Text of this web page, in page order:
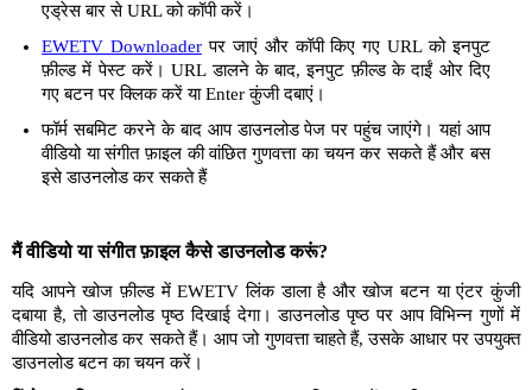
एड्रेस बार से URL को कॉपी करें।
EWETV Downloaderपर जाएं और कॉपी किए गए URL को इनपुट
फ़ील्ड में पेस्ट करें। URL डालने के बाद, इनपुट फ़ील्ड के दाईं ओर दिए
गए बटन पर क्लिक करें या Enter कुंजी दबाएं।
फॉर्म सबमिट करने के बाद आप डाउनलोड पेज पर पहुंच जाएंगे। यहां आप
वीडियो या संगीत फ़ाइल की वांछित गुणवत्ता का चयन कर सकते हैं और बस
इसे डाउनलोड कर सकते हैं
मैं वीडियो या संगीत फ़ाइल कैसे डाउनलोड करूं?
यदि आपने खोज फ़ील्ड में EWETV लिंक डाला है और खोज बटन या एंटर कुंजी
दबाया है, तो डाउनलोड पृष्ठ दिखाई देगा। डाउनलोड पृष्ठ पर आप विभिन्न गुणों में
वीडियो डाउनलोड कर सकते हैं। आप जो गुणवत्ता चाहते हैं, उसके आधार पर उपयुक्त
डाउनलोड बटन का चयन करें।